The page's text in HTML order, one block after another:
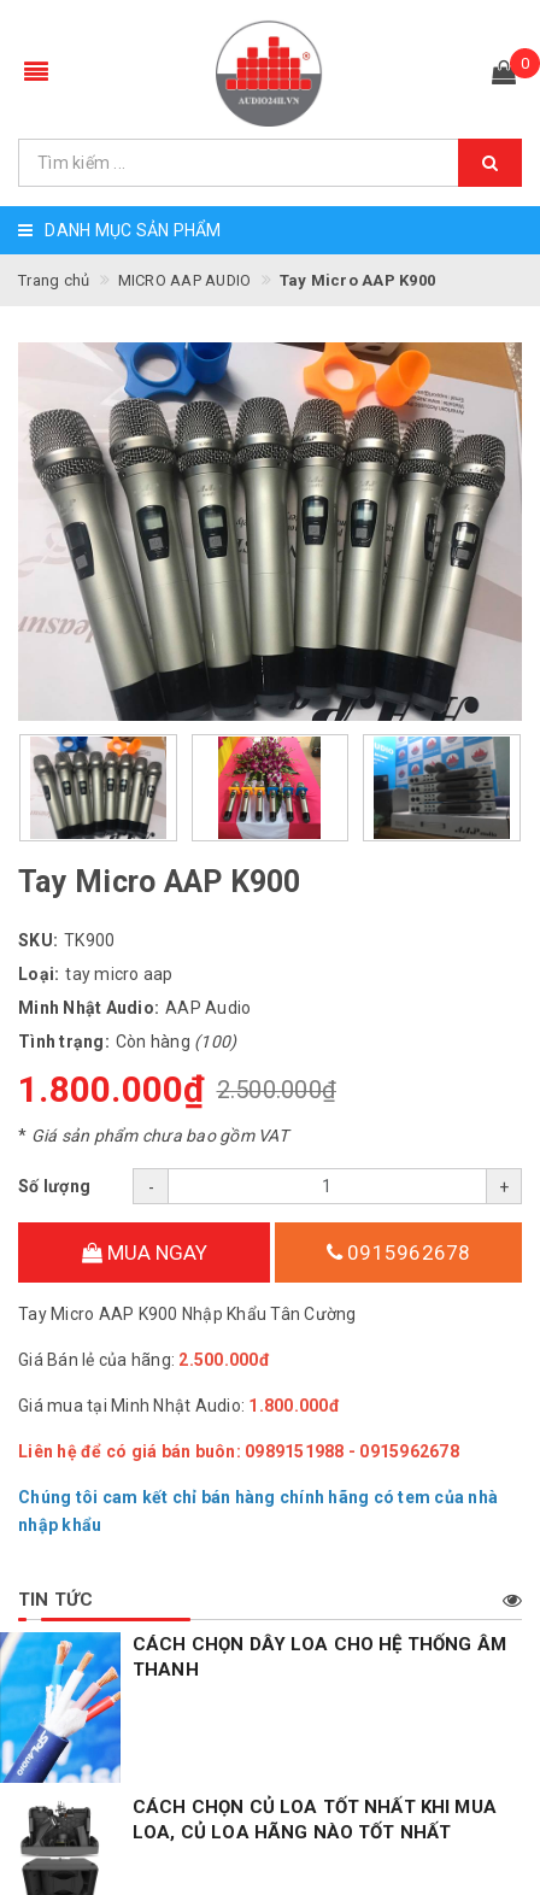
0
DANH MỤC SẢN PHẨM
Trang chủ MICRO AAP AUDIO Tay Micro AAP K900
Tay Micro AAP K900
SKU: TK900
Loại: tay micro aap
Minh Nhật Audio: AAP Audio
Tình trạng: Còn hàng (100)
1.800.000₫ 2.500.000₫
* Giá sản phẩm chưa bao gồm VAT
Số lượng - +
MUA NGAY 0915962678
Tay Micro AAP K900 Nhập Khẩu Tân Cường
Giá Bán lẻ của hãng: 2.500.000đ
Giá mua tại Minh Nhật Audio: 1.800.000đ
Liên hệ để có giá bán buôn: 0989151988 - 0915962678
Chúng tôi cam kết chỉ bán hàng chính hãng có tem của nhà
nhập khẩu
TIN TỨC
CÁCH CHỌN DÂY LOA CHO HỆ THỐNG ÂM
THANH
CÁCH CHỌN CỦ LOA TỐT NHẤT KHI MUA
LOA, CỦ LOA HÃNG NÀO TỐT NHẤT